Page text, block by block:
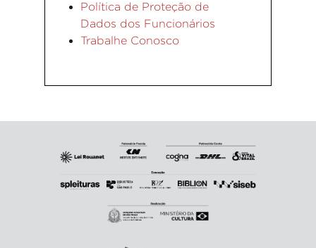
Política de Proteção de
Dados dos Funcionários
Trabalhe Conosco